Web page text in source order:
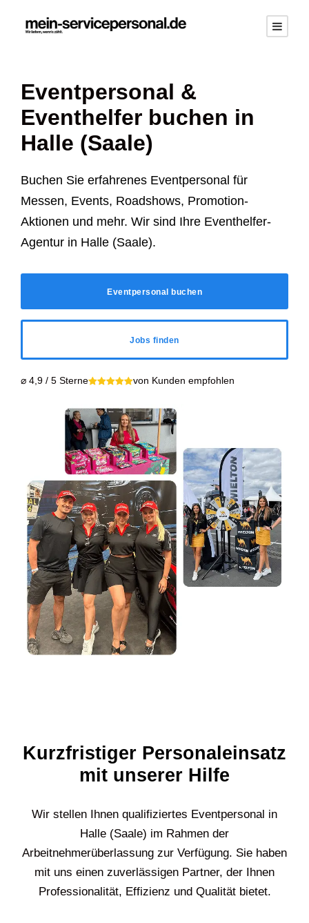
Eventpersonal &
Eventhelfer buchen in
Halle (Saale)
Buchen Sie erfahrenes Eventpersonal für
Messen, Events, Roadshows, Promotion-
Aktionen und mehr. Wir sind Ihre Eventhelfer-
Agentur in Halle (Saale).
Eventpersonal buchen
Jobs finden
⌀ 4,9 / 5 Sterne von Kunden empfohlen
Kurzfristiger Personaleinsatz
mit unserer Hilfe
Wir stellen Ihnen qualifiziertes Eventpersonal in
Halle (Saale) im Rahmen der
Arbeitnehmerüberlassung zur Verfügung. Sie haben
mit uns einen zuverlässigen Partner, der Ihnen
Professionalität, Effizienz und Qualität bietet.